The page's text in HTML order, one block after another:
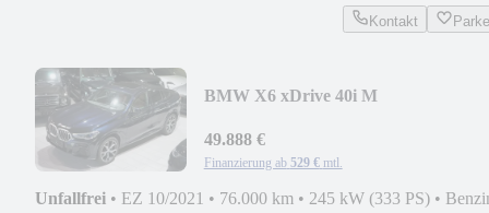
Kontakt
BMW X6 xDrive 40i M
UP*21"
49.888 €
Finanzierung ab 529 € mtl.
Unfallfrei • EZ 10/2021 • 76.000 km • 245 kW (333 PS) •